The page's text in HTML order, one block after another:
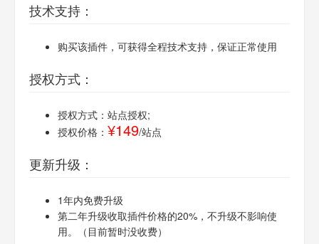
技术支持：
购买该插件，可获得全程技术支持，保证正常使用
授权方式：
授权方式：站点授权;
授权价格： ¥149/站点
更新升级：
1年内免费升级
第二年升级收取插件价格的20%，不升级不影响使
用。（目前暂时没收费）